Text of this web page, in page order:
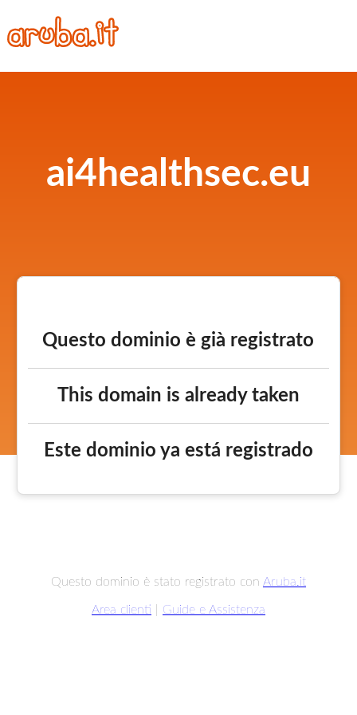
ai4healthsec.eu
Questo dominio è già registrato
This domain is already taken
Este dominio ya está registrado
Questo dominio è stato registrato con Aruba.it
Area clienti Guide e Assistenza